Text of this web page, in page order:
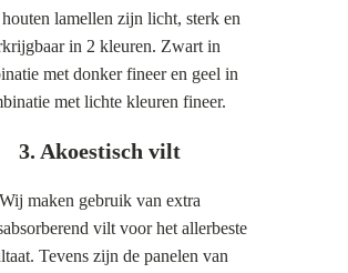
lamellen zijn licht, sterk en
in 2 kleuren. Zwart in
met donker fineer en geel in
met lichte kleuren fineer.
3. Akoestisch vilt
Wij maken gebruik van extra
vilt voor het allerbeste
Tevens zijn de panelen van